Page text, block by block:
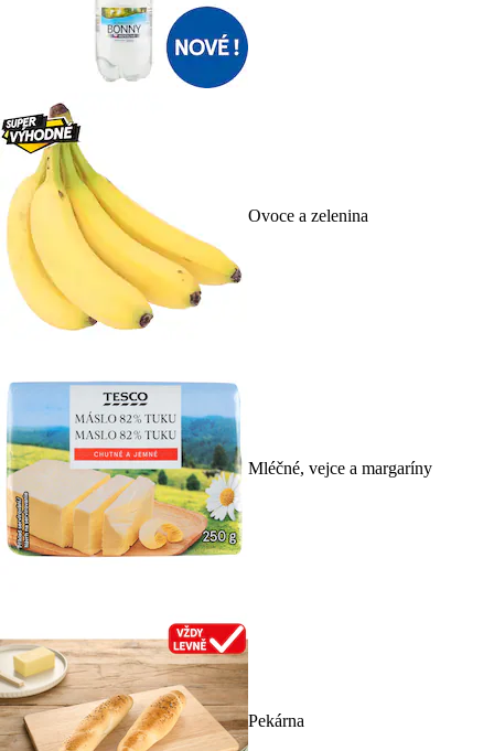
Ovoce a zelenina
Mléčné, vejce a margaríny
Pekárna